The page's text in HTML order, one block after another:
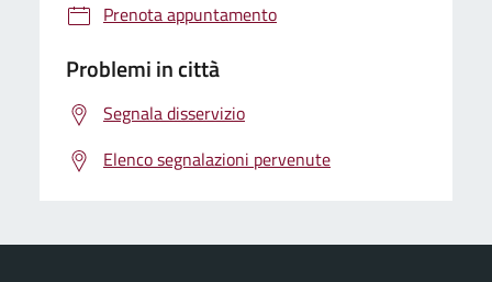
Prenota appuntamento
Problemi in città
Segnala disservizio
Elenco segnalazioni pervenute